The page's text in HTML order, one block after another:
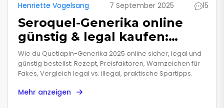
Henriette Vogelsang 7 September 2025 15
Seroquel-Generika online
günstig & legal kaufen:
Sicherer 2025-Guide
Wie du Quetiapin-Generika 2025 online sicher, legal und
günstig bestellst: Rezept, Preisfaktoren, Warnzeichen für
Fakes, Vergleich legal vs. illegal, praktische Spartipps.
Mehr anzeigen